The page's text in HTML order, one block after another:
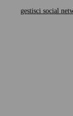
gestisci social